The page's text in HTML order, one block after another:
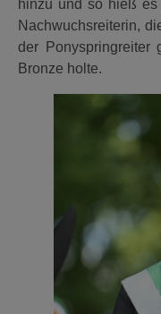
hinzu und so hieß
Nachwuchsreiterin,
der Ponyspringreiter
Bronze holte.